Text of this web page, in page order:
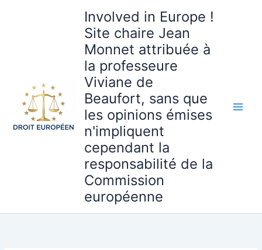
Involved in Europe !
Site chaire Jean
Monnet attribuée à
la professeure
Viviane de
Beaufort, sans que
les opinions émises
n'impliquent
cependant la
responsabilité de la
Commission
européenne